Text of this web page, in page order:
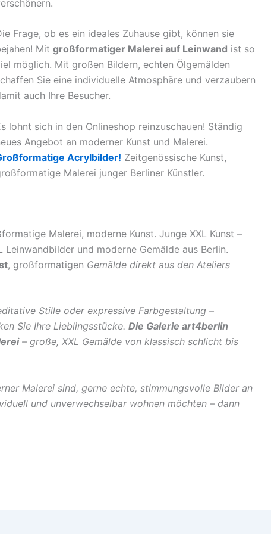
Frage, ob es ein ideales Zuhause gibt, können sie
Mit großformatiger Malerei auf Leinwand ist so
möglich. Mit großen Bildern, echten Ölgemälden
Sie eine individuelle Atmosphäre und verzaubern
auch Ihre Besucher.
lohnt sich in den Onlineshop reinzuschauen! Ständig
Angebot an moderner Kunst und Malerei.
Acrylbilder! Zeitgenössische Kunst,
Malerei junger Berliner Künstler.
Malerei, moderne Kunst. Junge XXL Kunst –
und moderne Gemälde aus Berlin.
, großformatigen Gemälde direkt aus den Ateliers
Stille oder expressive Farbgestaltung –
Sie Ihre Lieblingsstücke. Die Galerie art4berlin
– große, XXL Gemälde von klassisch schlicht bis
Malerei sind, gerne echte, stimmungsvolle Bilder an
und unverwechselbar wohnen möchten – dann